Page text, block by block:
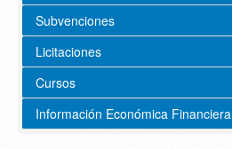
Subvenciones
Licitaciones
Cursos
Información Económica Financiera